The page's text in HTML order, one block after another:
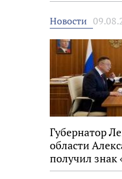
Новости
Губернатор
области
получил
строитель